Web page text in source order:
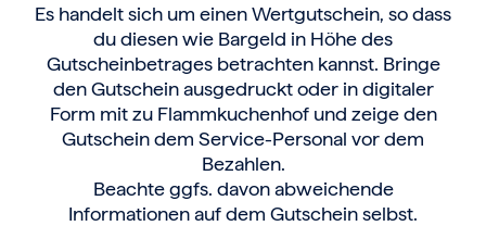
Es handelt sich um einen Wertgutschein, so dass
du diesen wie Bargeld in Höhe des
Gutscheinbetrages betrachten kannst. Bringe
den Gutschein ausgedruckt oder in digitaler
Form mit zu Flammkuchenhof und zeige den
Gutschein dem Service-Personal vor dem
Bezahlen.
Beachte ggfs. davon abweichende
Informationen auf dem Gutschein selbst.